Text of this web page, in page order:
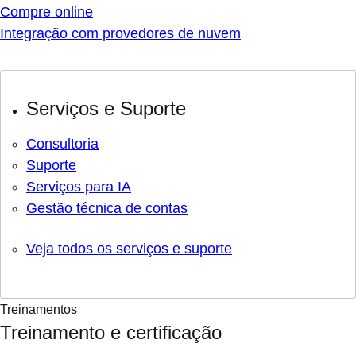
Compre online
Integração com provedores de nuvem
Serviços e Suporte
Consultoria
Suporte
Serviços para IA
Gestão técnica de contas
Veja todos os serviços e suporte
Treinamentos
Treinamento e certificação